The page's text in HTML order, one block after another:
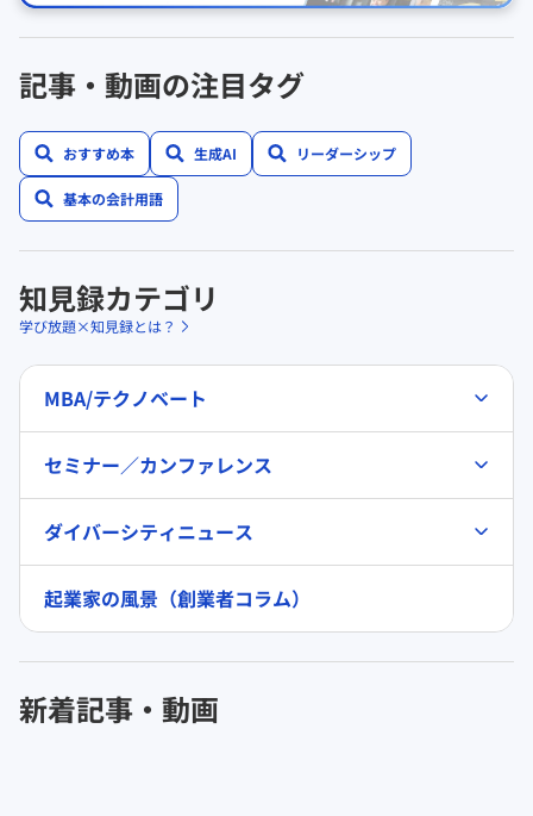
記事・動画の注目タグ
おすすめ本 生成AI リーダーシップ
基本の会計用語
知見録カテゴリ
学び放題×知見録とは？
MBA/テクノベート
セミナー／カンファレンス
ダイバーシティニュース
起業家の風景（創業者コラム）
新着記事・動画